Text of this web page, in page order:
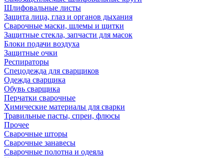
Шлифовальные листы
Защита лица, глаз и органов дыхания
Сварочные маски, шлемы и щитки
Защитные стекла, запчасти для масок
Блоки подачи воздуха
Защитные очки
Респираторы
Спецодежда для сварщиков
Одежда сварщика
Обувь сварщика
Перчатки сварочные
Химические материалы для сварки
Травильные пасты, спреи, флюсы
Прочее
Сварочные шторы
Сварочные занавесы
Сварочные полотна и одеяла